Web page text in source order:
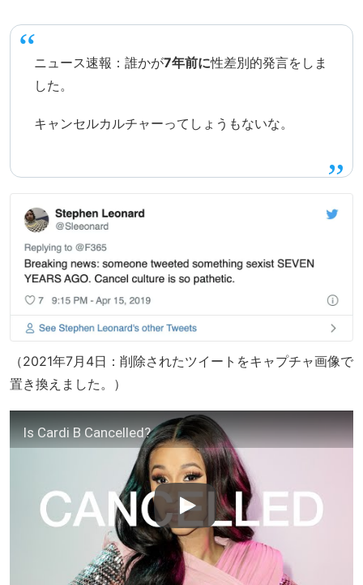
ニュース速報：誰かが7年前に性差別的発言をしま
した。
キャンセルカルチャーってしょうもないな。
（2021年7月4日：削除されたツイートをキャプチャ画像で
置き換えました。）
Is Cardi B Cancelled?